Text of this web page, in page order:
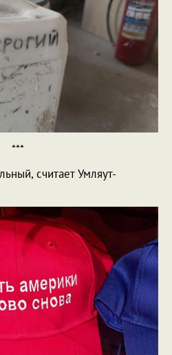
***
считает Умляут-